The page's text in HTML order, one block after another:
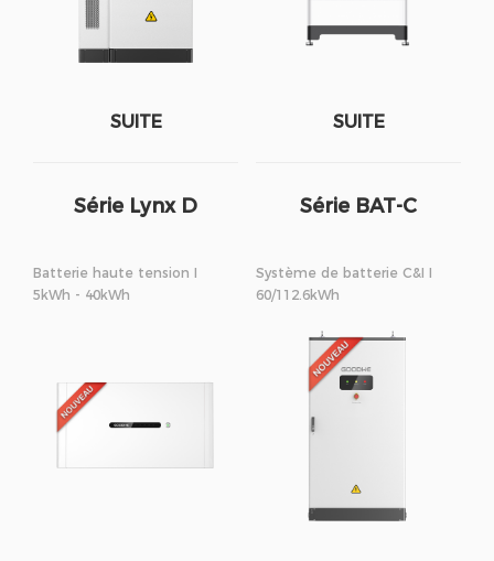
SUITE SUITE
Série Lynx D
Batterie haute tension I
5kWh - 40kWh
Série BAT-C
Système de batterie C&I I
60/112.6kWh